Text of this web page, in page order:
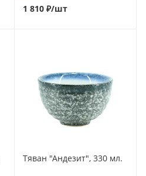
1 810 ₽/шт
Тяван "Андезит", 330 мл.